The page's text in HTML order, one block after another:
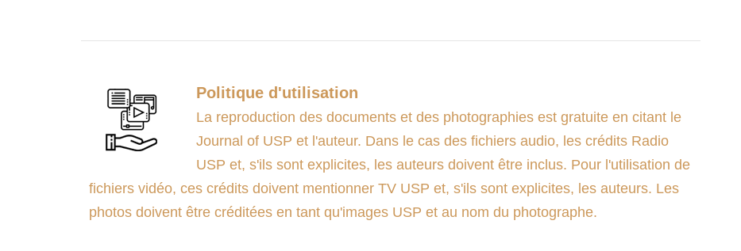
Politique d'utilisation
La reproduction des documents et des photographies est gratuite en citant le
Journal of USP et l'auteur. Dans le cas des fichiers audio, les crédits Radio
USP et, s'ils sont explicites, les auteurs doivent être inclus. Pour l'utilisation de
fichiers vidéo, ces crédits doivent mentionner TV USP et, s'ils sont explicites, les auteurs. Les
photos doivent être créditées en tant qu'images USP et au nom du photographe.